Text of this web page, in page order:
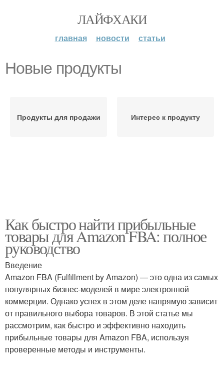
ЛАЙФХАКИ
главная новости статьи
Новые продукты
Продукты для продажи Интерес к продукту
Как быстро найти прибыльные
товары для Amazon FBA: полное
руководство
Введение
Amazon FBA (Fulfillment by Amazon) — это одна из самых
популярных бизнес-моделей в мире электронной
коммерции. Однако успех в этом деле напрямую зависит
от правильного выбора товаров. В этой статье мы
рассмотрим, как быстро и эффективно находить
прибыльные товары для Amazon FBA, используя
проверенные методы и инструменты.